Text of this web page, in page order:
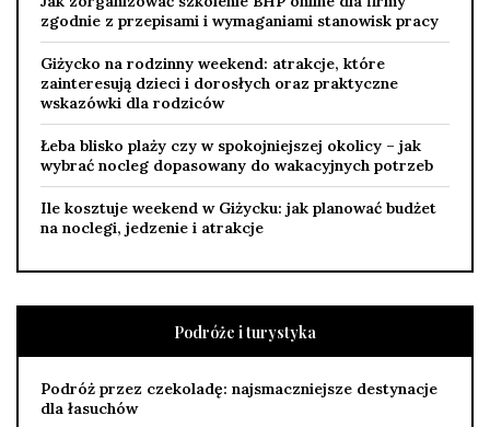
zgodnie z przepisami i wymaganiami stanowisk pracy
Giżycko na rodzinny weekend: atrakcje, które
zainteresują dzieci i dorosłych oraz praktyczne
wskazówki dla rodziców
Łeba blisko plaży czy w spokojniejszej okolicy – jak
wybrać nocleg dopasowany do wakacyjnych potrzeb
Ile kosztuje weekend w Giżycku: jak planować budżet
na noclegi, jedzenie i atrakcje
Podróże i turystyka
Podróż przez czekoladę: najsmaczniejsze destynacje
dla łasuchów